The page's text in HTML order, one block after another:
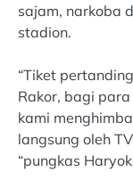
sajam, narkoba
stadion.
“Tiket
Rakor, bagi
kami
langsung oleh
“pungkas